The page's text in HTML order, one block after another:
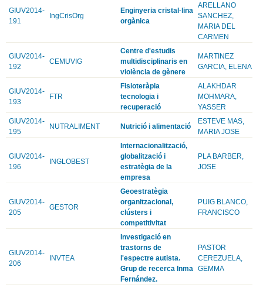
GIUV2014-
191
IngCrisOrg
Enginyeria cristal·lina
orgànica
ARELLANO
SANCHEZ,
MARIA DEL
CARMEN
GIUV2014-
192
CEMUVIG
Centre d'estudis
multidisciplinaris en
violència de gènere
MARTINEZ
GARCIA, ELENA
GIUV2014-
193
FTR
Fisioteràpia
tecnologia i
recuperació
ALAKHDAR
MOHMARA,
YASSER
GIUV2014-
195
NUTRALIMENT Nutrició i alimentació
ESTEVE MAS,
MARIA JOSE
GIUV2014-
196
INGLOBEST
Internacionalització,
globalització i
estratègia de la
empresa
PLA BARBER,
JOSE
GIUV2014-
205
GESTOR
Geoestratègia
organitzacional,
clústers i
competitivitat
PUIG BLANCO,
FRANCISCO
GIUV2014-
206
INVTEA
Investigació en
trastorns de
l'espectre autista.
Grup de recerca Inma
Fernández.
PASTOR
CEREZUELA,
GEMMA